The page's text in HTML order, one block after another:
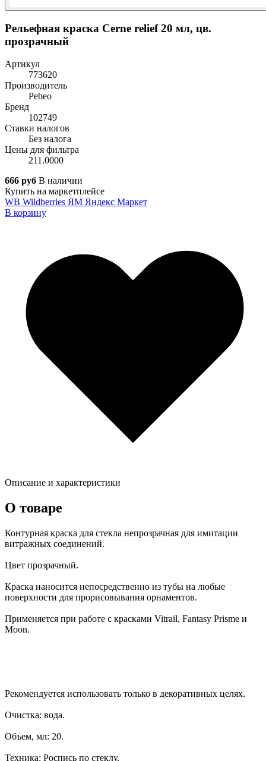
Рельефная краска Cerne relief 20 мл, цв.
прозрачный
Артикул
773620
Производитель
Pebeo
Бренд
102749
Ставки налогов
Без налога
Цены для фильтра
211.0000
666 руб В наличии
Купить на маркетплейсе
WB Wildberries ЯМ Яндекс Маркет
В корзину
Описание и характеристики
О товаре
Контурная краска для стекла непрозрачная для имитации
витражных соединений.
Цвет прозрачный.
Краска наносится непосредственно из тубы на любые
поверхности для прорисовывания орнаментов.
Применяется при работе с красками Vitrail, Fantasy Prisme и
Moon.
Рекомендуется использовать только в декоративных целях.
Очистка: вода.
Объем, мл: 20.
Техника: Роспись по стеклу.